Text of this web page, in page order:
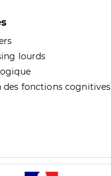
lourds
des fonctions cognitives